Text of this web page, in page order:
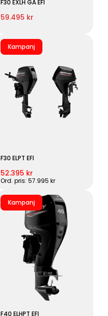
F30 EXLH GA EFI
59.495 kr
Kampanj
F30 ELPT EFI
52.395 kr
Ord. pris: 57.995 kr
Kampanj
F40 ELHPT EFI